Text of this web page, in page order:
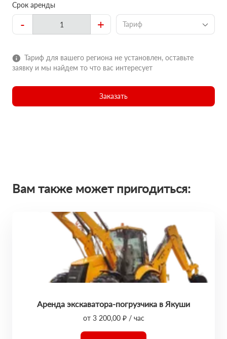
Срок аренды
- + Тариф
Тариф для вашего региона не установлен, оставьте
заявку и мы найдем то что вас интересует
Заказать
Вам также может пригодиться:
Аренда экскаватора-погрузчика в Якуши
от 3 200,00 ₽ / час